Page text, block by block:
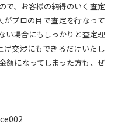
で、お客様の納得のいく査定
プロの目で査定を行なって
い場合にもしっかりと査定理
交渉にもできるだけいたし
額になってしまった方も、ぜ